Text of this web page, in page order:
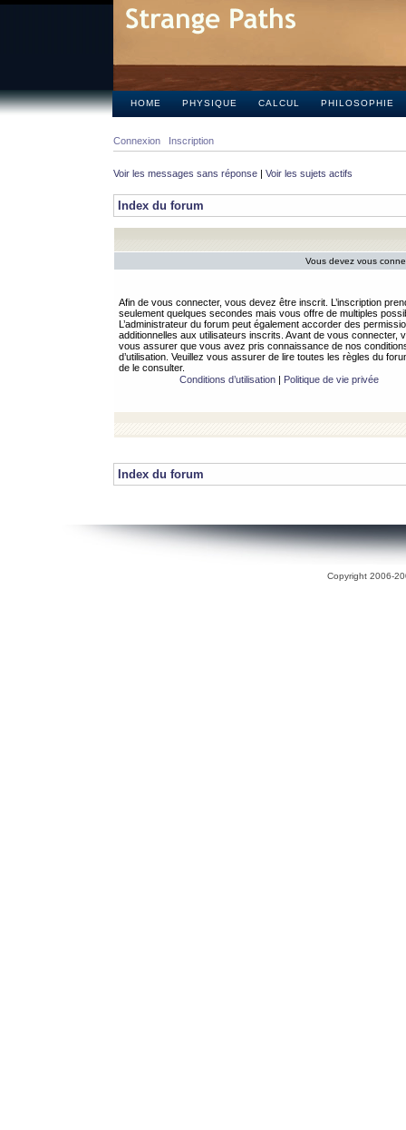
HOME PHYSIQUE CALCUL PHILOSOPHIE
Connexion Inscription
Voir les messages sans réponse | Voir les sujets actifs
Index du forum
Vous devez vous
Afin de vous connecter, vous devez être inscrit. L’inscription
seulement quelques secondes mais vous offre de multiples
L’administrateur du forum peut également accorder des
additionnelles aux utilisateurs inscrits. Avant de vous connecter,
vous assurer que vous avez pris connaissance de nos
d’utilisation. Veuillez vous assurer de lire toutes les règles du
de le consulter.
Conditions d’utilisation| Politique de vie privée
Index du forum
Copyright 2006-